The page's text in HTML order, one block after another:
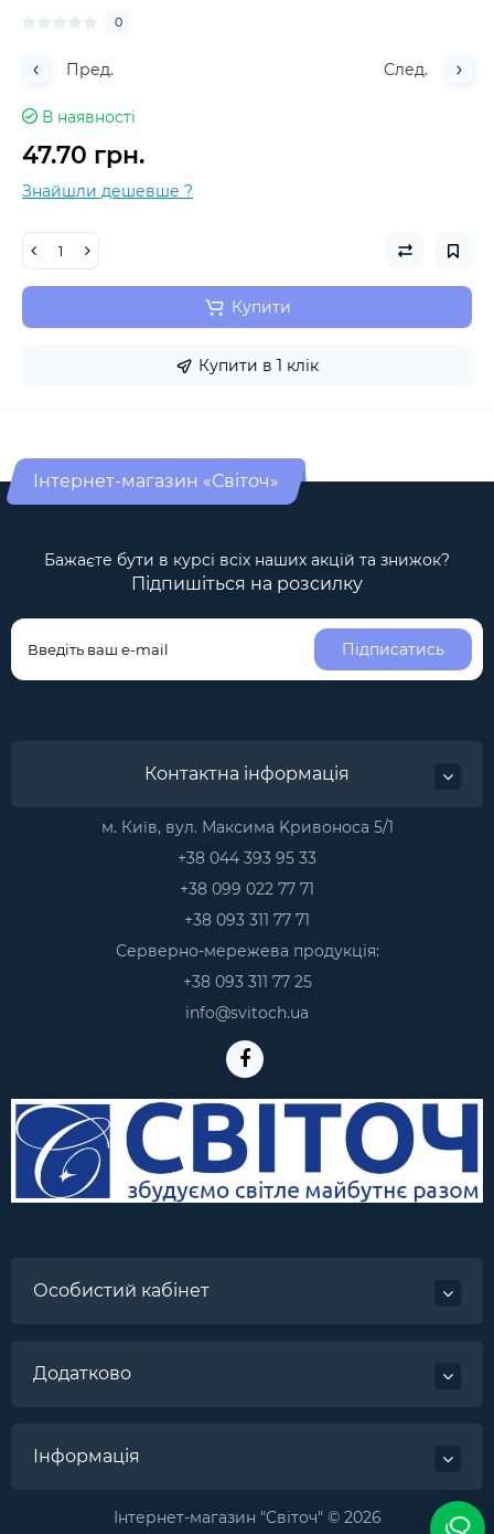
0
Пред. След.
В наявності
47.70 грн.
Знайшли дешевше ?
Купити
Купити в 1 клік
Інтернет-магазин «Світоч»
Бажаєте бути в курсі всіх наших акцій та знижок?
Підпишіться на розсилку
Підписатись
Контактна інформація
м. Київ, вул. Максима Kривоноса 5/1
+38 044 393 95 33
+38 099 022 77 71
+38 093 311 77 71
Серверно-мережева продукція:
+38 093 311 77 25
info@svitoch.ua
Особистий кабінет
Додатково
Інформація
Інтернет-магазин "Світоч" © 2026